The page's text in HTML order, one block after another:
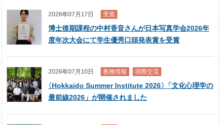
2026年07月17日 受賞
博士後期課程の中村香音さんが日本写真学会2026年
度年次大会にて学生優秀口頭発表賞を受賞
2026年07月10日 教務情報 国際交流
〈Hokkaido Summer Institute 2026〉
「文化心理学の
最前線2026」が開催されました